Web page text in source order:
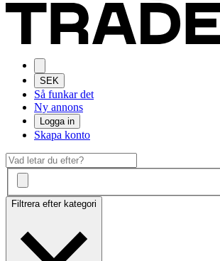
SEK
Så funkar det
Ny annons
Logga in
Skapa konto
Filtrera efter kategori